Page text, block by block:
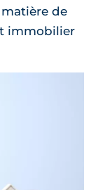
de
immobilier